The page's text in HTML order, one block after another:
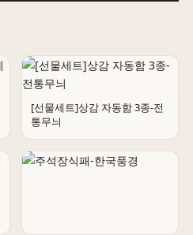
[선물세트]상감 자동함 3종-전
통무늬